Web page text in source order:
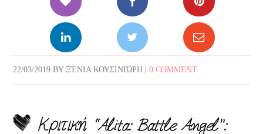
22/03/2019 BYΞΈΝΙΑ ΚΟΥΣΙΝΙΏΡΗ |0 COMMENT
Κριτική “Alita: Battle Angel”: